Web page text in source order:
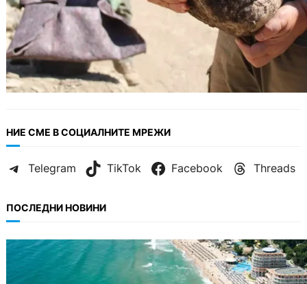
НИЕ СМЕ В СОЦИАЛНИТЕ МРЕЖИ
Telegram TikTok Facebook Threads
ПОСЛЕДНИ НОВИНИ
ИКОНОМИКА
Интерактивна карта показва всички водни
бази по Черноморието